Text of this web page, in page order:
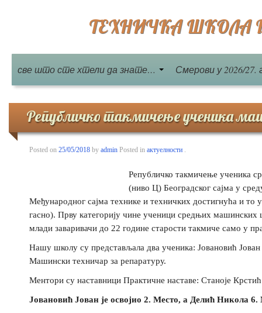
ТЕХНИЧКА ШКОЛА
све што сте хтели да знате… Смерови у 2026/27.
Републичко такмичење ученика
Posted on 25/05/2018 by admin Posted in актуелности .
Републичко такмичење ученика
(ниво Ц) Београдског сајма у
Међународног сајма технике и техничких достигнућа и
гасно). Прву категорију чине ученици средњих машинских
млади заваривачи до 22 године старости такмиче само у
Нашу школу су представљала два ученика: Јовановић
Машински техничар за репаратуру.
Ментори су наставници Практичне наставе: Станоје
Јовановић Јован је освојио 2. Место, а Делић Никола 6.